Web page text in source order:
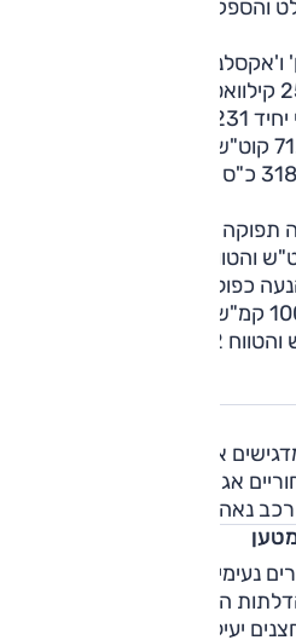
את מרכיב הקופה בדגם
אגרסיביים אך הספוילרים
נאה מאוד.
נעימים למגע, ופריטים מסוימים
המיוחדות. במרכז צג גדול
יעילים לקיצור דרך וטוב